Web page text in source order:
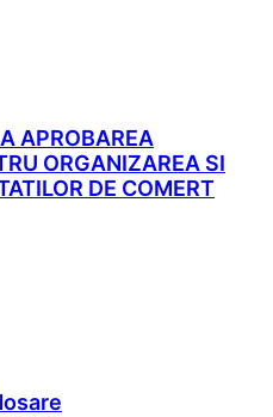
APROBAREA
ORGANIZAREA SI
DE COMERT